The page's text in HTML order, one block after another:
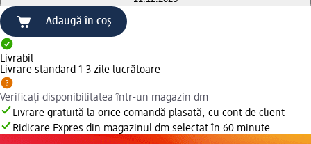
Adaugă în coș
Livrabil
Livrare standard 1-3 zile lucrătoare
Verificați disponibilitatea într-un magazin dm
Livrare gratuită la orice comandă plasată, cu cont de client
Ridicare Expres din magazinul dm selectat în 60 minute.